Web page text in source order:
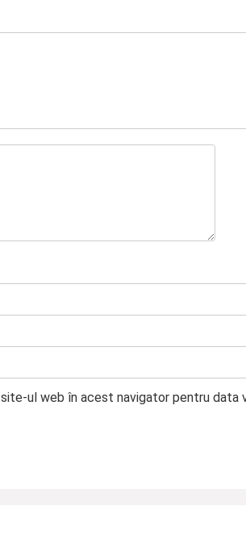
ul web în acest navigator pentru data